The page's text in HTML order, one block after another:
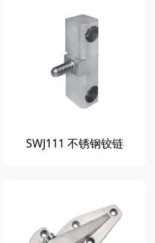
SWJ111 不锈钢铰链